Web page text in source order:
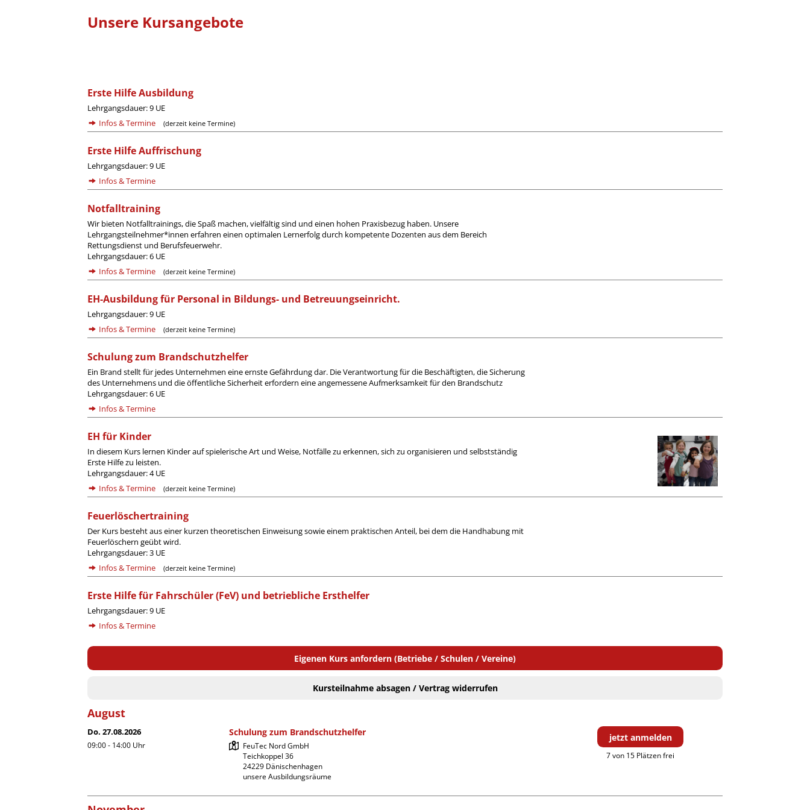
Unsere Kursangebote
Erste Hilfe Ausbildung
Lehrgangsdauer: 9 UE
Infos & Termine
(derzeit keine Termine)
Erste Hilfe Auffrischung
Lehrgangsdauer: 9 UE
Infos & Termine
Notfalltraining
Wir bieten Notfalltrainings, die Spaß machen, vielfältig sind und einen hohen Praxisbezug haben. Unsere
Lehrgangsteilnehmer*innen erfahren einen optimalen Lernerfolg durch kompetente Dozenten aus dem Bereich
Rettungsdienst und Berufsfeuerwehr.
Lehrgangsdauer: 6 UE
Infos & Termine
(derzeit keine Termine)
EH-Ausbildung für Personal in Bildungs- und Betreuungseinricht.
Lehrgangsdauer: 9 UE
Infos & Termine
(derzeit keine Termine)
Schulung zum Brandschutzhelfer
Ein Brand stellt für jedes Unternehmen eine ernste Gefährdung dar. Die Verantwortung für die Beschäftigten, die Sicherung
des Unternehmens und die öffentliche Sicherheit erfordern eine angemessene Aufmerksamkeit für den Brandschutz
Lehrgangsdauer: 6 UE
Infos & Termine
EH für Kinder
In diesem Kurs lernen Kinder auf spielerische Art und Weise, Notfälle zu erkennen, sich zu organisieren und selbstständig
Erste Hilfe zu leisten.
Lehrgangsdauer: 4 UE
Infos & Termine
(derzeit keine Termine)
Feuerlöschertraining
Der Kurs besteht aus einer kurzen theoretischen Einweisung sowie einem praktischen Anteil, bei dem die Handhabung mit
Feuerlöschern geübt wird.
Lehrgangsdauer: 3 UE
Infos & Termine
(derzeit keine Termine)
Erste Hilfe für Fahrschüler (FeV) und betriebliche Ersthelfer
Lehrgangsdauer: 9 UE
Infos & Termine
Eigenen Kurs anfordern (Betriebe / Schulen / Vereine)
Kursteilnahme absagen / Vertrag widerrufen
August
Do. 27.08.2026
09:00 - 14:00 Uhr
Schulung zum Brandschutzhelfer
FeuTec Nord GmbH
Teichkoppel 36
24229 Dänischenhagen
unsere Ausbildungsräume
jetzt anmelden
7 von 15 Plätzen frei